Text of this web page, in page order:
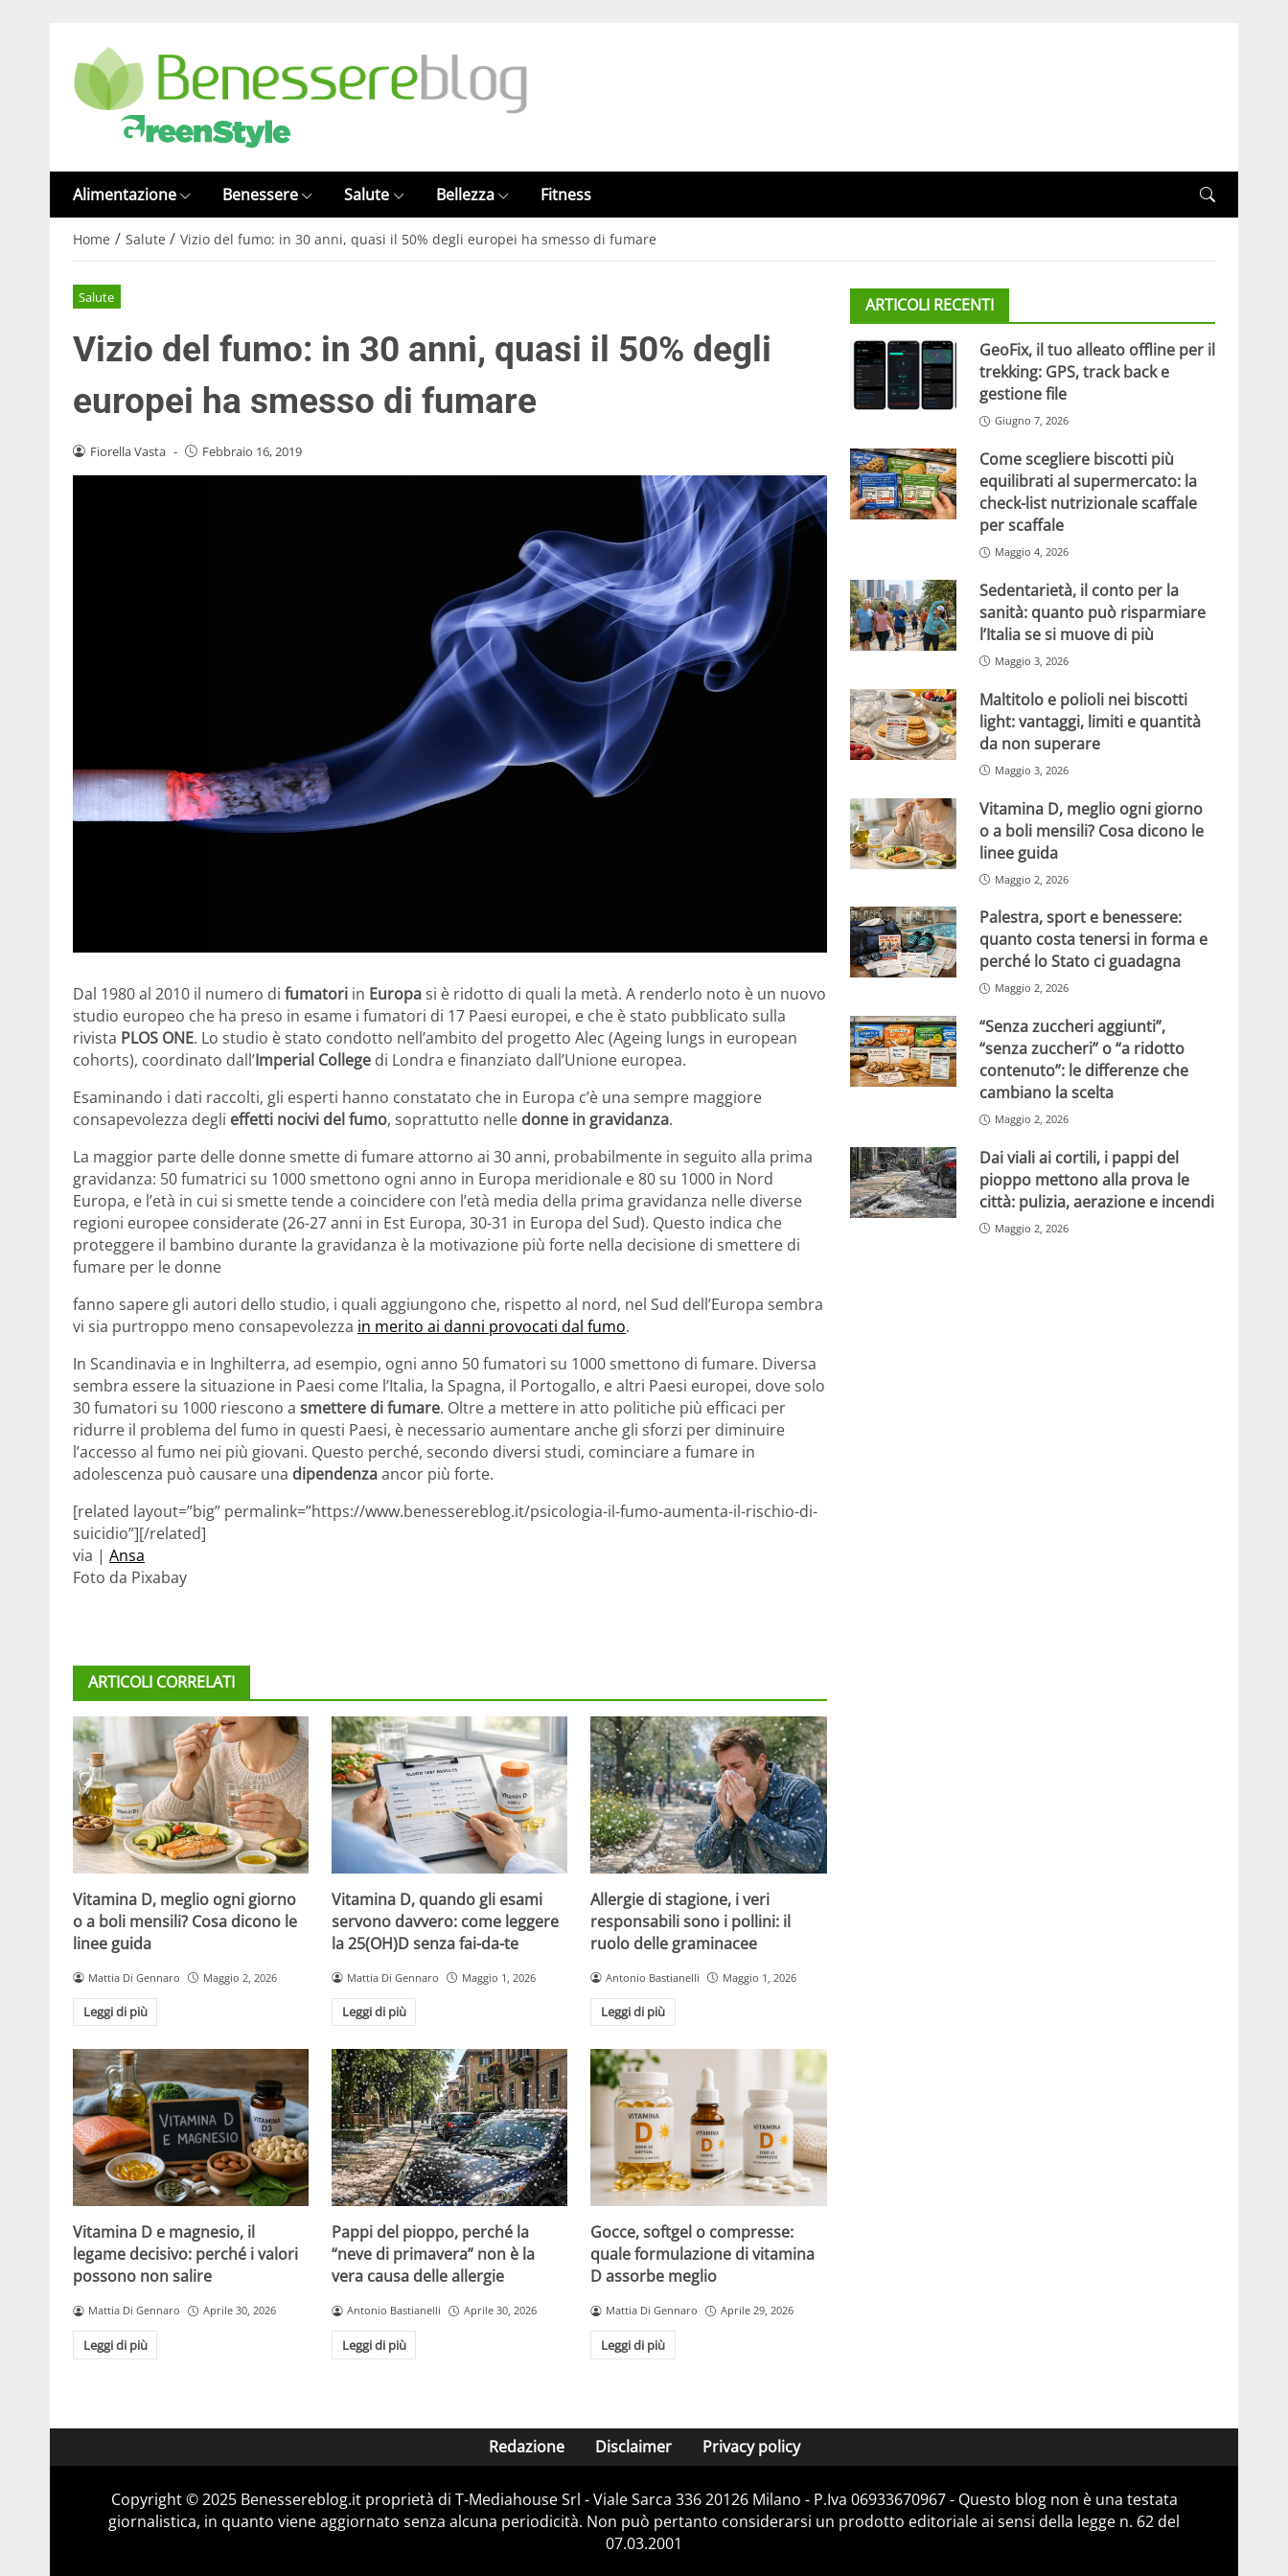
Alimentazione Benessere Salute Bellezza Fitness
Home / Salute / Vizio del fumo: in 30 anni, quasi il 50% degli europei ha smesso di fumare
Salute
Vizio del fumo: in 30 anni, quasi il 50% degli
europei ha smesso di fumare
Fiorella Vasta - Febbraio 16, 2019
Dal 1980 al 2010 il numero di fumatori in Europasi è ridotto di quali la metà. A renderlo noto è un nuovo
studio europeo che ha preso in esame i fumatori di 17 Paesi europei, e che è stato pubblicato sulla
rivista PLOS ONE. Lo studio è stato condotto nell’ambito del progetto Alec (Ageing lungs in european
cohorts), coordinato dall’Imperial College di Londra e finanziato dall’Unione europea.
Esaminando i dati raccolti, gli esperti hanno constatato che in Europa c’è una sempre maggiore
consapevolezza degli effetti nocivi del fumo, soprattutto nelle donne in gravidanza.
La maggior parte delle donne smette di fumare attorno ai 30 anni, probabilmente in seguito alla prima
gravidanza: 50 fumatrici su 1000 smettono ogni anno in Europa meridionale e 80 su 1000 in Nord
Europa, e l’età in cui si smette tende a coincidere con l’età media della prima gravidanza nelle diverse
regioni europee considerate (26-27 anni in Est Europa, 30-31 in Europa del Sud). Questo indica che
proteggere il bambino durante la gravidanza è la motivazione più forte nella decisione di smettere di
fumare per le donne
fanno sapere gli autori dello studio, i quali aggiungono che, rispetto al nord, nel Sud dell’Europa sembra
vi sia purtroppo meno consapevolezza in merito ai danni provocati dal fumo.
In Scandinavia e in Inghilterra, ad esempio, ogni anno 50 fumatori su 1000 smettono di fumare. Diversa
sembra essere la situazione in Paesi come l’Italia, la Spagna, il Portogallo, e altri Paesi europei, dove solo
30 fumatori su 1000 riescono a smettere di fumare. Oltre a mettere in atto politiche più efficaci per
ridurre il problema del fumo in questi Paesi, è necessario aumentare anche gli sforzi per diminuire
l’accesso al fumo nei più giovani. Questo perché, secondo diversi studi, cominciare a fumare in
adolescenza può causare una dipendenzaancor più forte.
[related layout=”big” permalink=”https://www.benessereblog.it/psicologia-il-fumo-aumenta-il-rischio-di-
suicidio”][/related]
via | Ansa
Foto da Pixabay
ARTICOLI CORRELATI
Vitamina D, meglio ogni giorno
o a boli mensili? Cosa dicono le
linee guida
Mattia Di Gennaro Maggio 2, 2026
Leggi di più
Vitamina D, quando gli esami
servono davvero: come leggere
la 25(OH)D senza fai-da-te
Mattia Di Gennaro Maggio 1, 2026
Leggi di più
Allergie di stagione, i veri
responsabili sono i pollini: il
ruolo delle graminacee
Antonio Bastianelli Maggio 1, 2026
Leggi di più
Vitamina D e magnesio, il
legame decisivo: perché i valori
possono non salire
Mattia Di Gennaro Aprile 30, 2026
Leggi di più
Pappi del pioppo, perché la
“neve di primavera” non è la
vera causa delle allergie
Antonio Bastianelli Aprile 30, 2026
Leggi di più
Gocce, softgel o compresse:
quale formulazione di vitamina
D assorbe meglio
Mattia Di Gennaro Aprile 29, 2026
Leggi di più
ARTICOLI RECENTI
GeoFix, il tuo alleato offline per il
trekking: GPS, track back e
gestione file
Giugno 7, 2026
Come scegliere biscotti più
equilibrati al supermercato: la
check-list nutrizionale scaffale
per scaffale
Maggio 4, 2026
Sedentarietà, il conto per la
sanità: quanto può risparmiare
l’Italia se si muove di più
Maggio 3, 2026
Maltitolo e polioli nei biscotti
light: vantaggi, limiti e quantità
da non superare
Maggio 3, 2026
Vitamina D, meglio ogni giorno
o a boli mensili? Cosa dicono le
linee guida
Maggio 2, 2026
Palestra, sport e benessere:
quanto costa tenersi in forma e
perché lo Stato ci guadagna
Maggio 2, 2026
“Senza zuccheri aggiunti”,
“senza zuccheri” o “a ridotto
contenuto”: le differenze che
cambiano la scelta
Maggio 2, 2026
Dai viali ai cortili, i pappi del
pioppo mettono alla prova le
città: pulizia, aerazione e incendi
Maggio 2, 2026
Redazione Disclaimer Privacy policy
Copyright © 2025 Benessereblog.it proprietà di T-Mediahouse Srl - Viale Sarca 336 20126 Milano - P.Iva 06933670967 - Questo blog non è una testata
giornalistica, in quanto viene aggiornato senza alcuna periodicità. Non può pertanto considerarsi un prodotto editoriale ai sensi della legge n. 62 del
07.03.2001